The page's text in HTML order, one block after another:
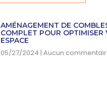
AMÉNAGEMENT DE
COMPLET POUR OPTIMISER
ESPACE
05/27/2024 Aucun